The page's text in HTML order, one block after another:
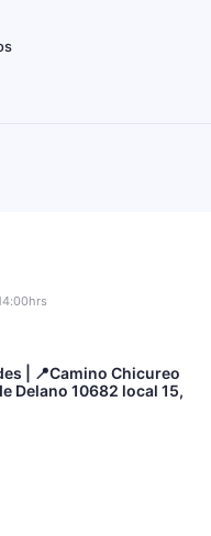
| 📍Camino Chicureo
Delano 10682 local 15,